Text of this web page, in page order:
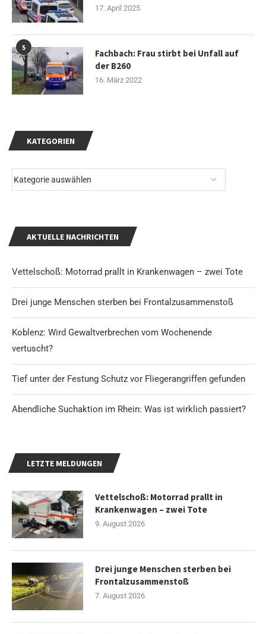
KATEGORIEN
AKTUELLE NACHRICHTEN
Vettelschoß: Motorrad prallt in Krankenwagen – zwei Tote
Drei junge Menschen sterben bei Frontalzusammenstoß
Koblenz: Wird Gewaltverbrechen vom Wochenende
vertuscht?
Tief unter der Festung Schutz vor Fliegerangriffen gefunden
Abendliche Suchaktion im Rhein: Was ist wirklich passiert?
LETZTE MELDUNGEN
Vettelschoß: Motorrad prallt in
Krankenwagen – zwei Tote
9. August 2026
Drei junge Menschen sterben bei
Frontalzusammenstoß
7. August 2026
17. April 2025
5
Fachbach: Frau stirbt bei Unfall auf
der B260
16. März 2022